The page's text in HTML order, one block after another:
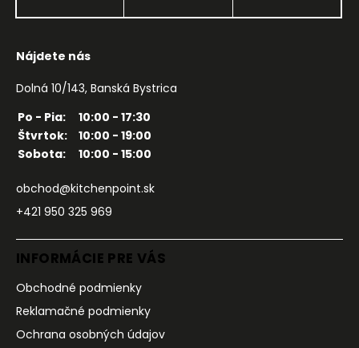
Nájdete nás
Dolná 10/143, Banská Bystrica
Po - Pia:
10:00 - 17:30
Štvrtok:
10:00 - 19:00
Sobota:
10:00 - 15:00
obchod@kitchenpoint.sk
+421 950 325 969
INFORMÁCIE PRE VÁS
Obchodné podmienky
Reklamačné podmienky
Ochrana osobných údajov